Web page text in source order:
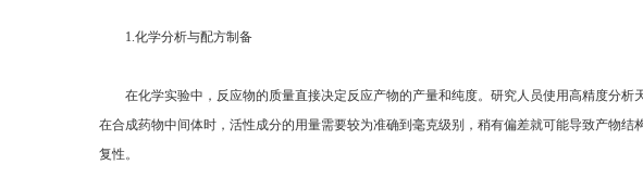
1.化学分析与配方制备
在化学实验中，反应物的质量直接决定反应产物的产量和纯度。研究人员使用高精度分析
在合成药物中间体时，活性成分的用量需要较为准确到毫克级别，稍有偏差就可能导致产物
复性。